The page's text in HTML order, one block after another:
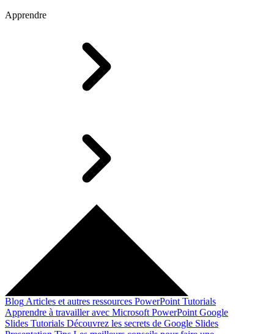
Apprendre
Blog Articles et autres ressources PowerPoint Tutorials
Apprendre à travailler avec Microsoft PowerPoint Google
Slides Tutorials Découvrez les secrets de Google Slides